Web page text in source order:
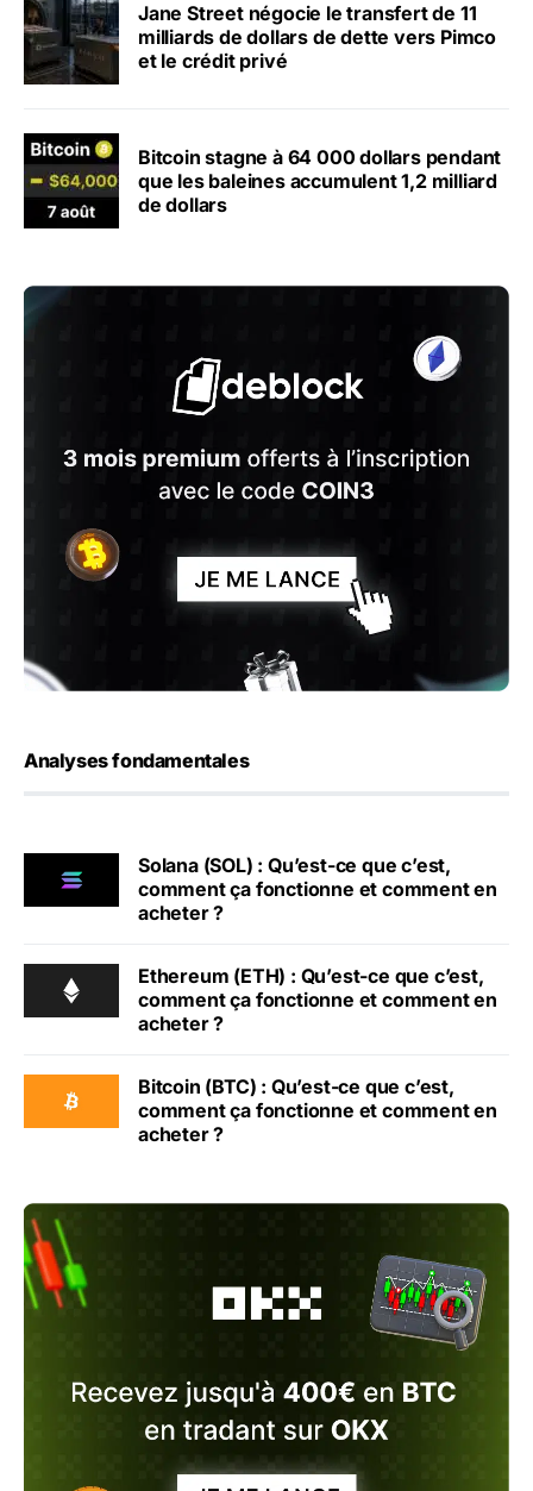
Jane Street négocie le transfert de 11
milliards de dollars de dette vers Pimco
et le crédit privé
Bitcoin stagne à 64 000 dollars pendant
que les baleines accumulent 1,2 milliard
de dollars
Analyses fondamentales
Solana (SOL) : Qu’est-ce que c’est,
comment ça fonctionne et comment en
acheter ?
Ethereum (ETH) : Qu’est-ce que c’est,
comment ça fonctionne et comment en
acheter ?
Bitcoin (BTC) : Qu’est-ce que c’est,
comment ça fonctionne et comment en
acheter ?